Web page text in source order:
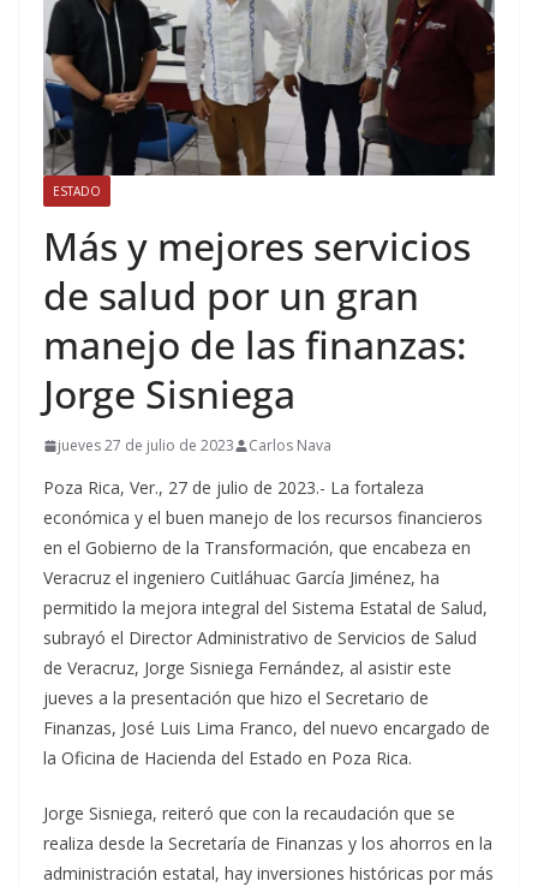
ESTADO
Más y mejores servicios
de salud por un gran
manejo de las finanzas:
Jorge Sisniega
jueves 27 de julio de 2023 Carlos Nava
Poza Rica, Ver., 27 de julio de 2023.- La fortaleza
económica y el buen manejo de los recursos financieros
en el Gobierno de la Transformación, que encabeza en
Veracruz el ingeniero Cuitláhuac García Jiménez, ha
permitido la mejora integral del Sistema Estatal de Salud,
subrayó el Director Administrativo de Servicios de Salud
de Veracruz, Jorge Sisniega Fernández, al asistir este
jueves a la presentación que hizo el Secretario de
Finanzas, José Luis Lima Franco, del nuevo encargado de
la Oficina de Hacienda del Estado en Poza Rica.
Jorge Sisniega, reiteró que con la recaudación que se
realiza desde la Secretaría de Finanzas y los ahorros en la
administración estatal, hay inversiones históricas por más